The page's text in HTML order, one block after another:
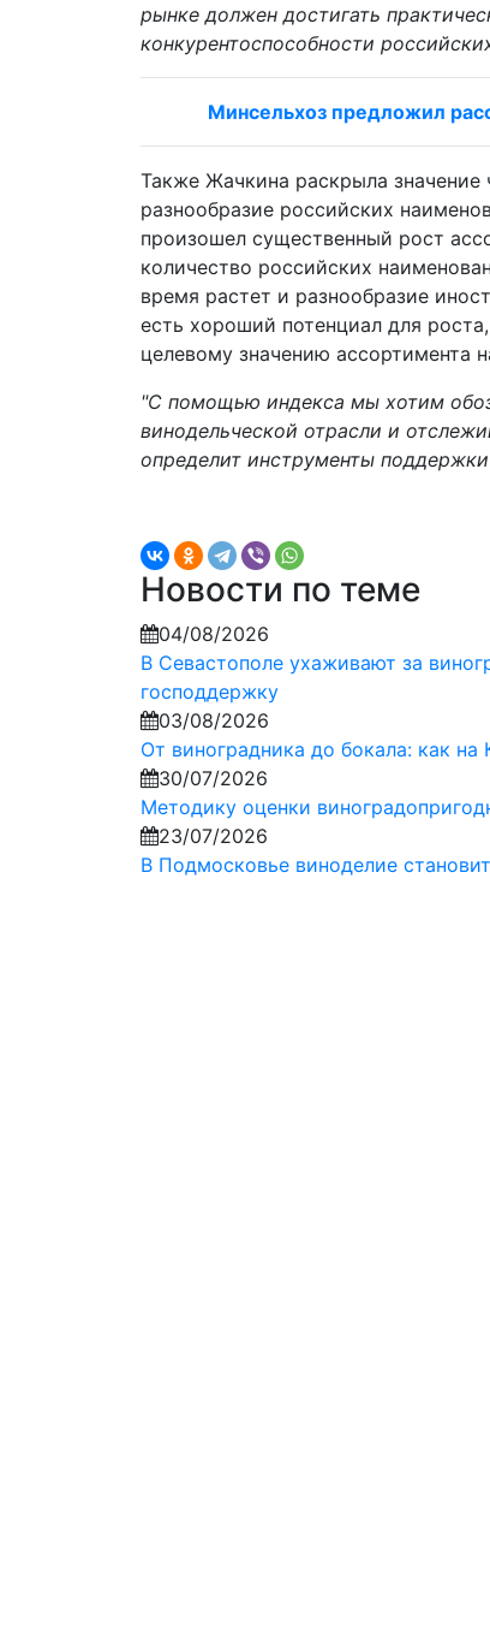
рынке должен достигать
конкурентоспособности
Минсельхоз предложил
Также Жачкина раскрыла значение
разнообразие российских
произошел существенный рост
количество российских
время растет и разнообразие
есть хороший потенциал для
целевому значению ассортимента
"С помощью индекса мы хотим
винодельческой отрасли и
определит инструменты
Новости по теме
04/08/2026
В Севастополе ухаживают за
господдержку
03/08/2026
От виноградника до бокала: как
30/07/2026
Методику оценки
23/07/2026
В Подмосковье виноделие